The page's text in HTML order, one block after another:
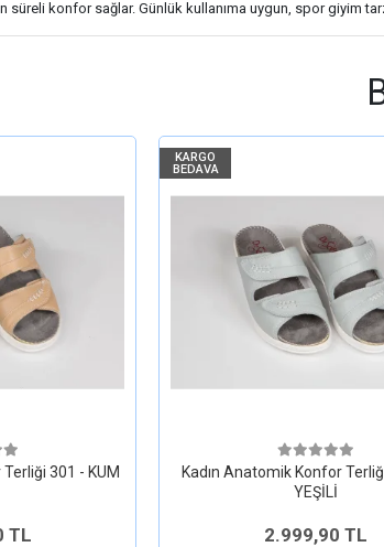
konfor sağlar. Günlük kullanıma uygun, spor giyim
301 - KUM
TL
KARGO
BEDAVA
Kadın Anatomik Konfor
YEŞİLİ
2.999,90 TL